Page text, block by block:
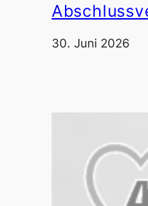
30. Juni 2026